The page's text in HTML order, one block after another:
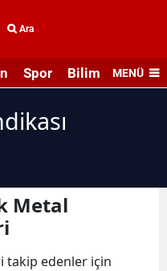
Ara
Spor Bilim veMENÜ
Metal
takip edenler için